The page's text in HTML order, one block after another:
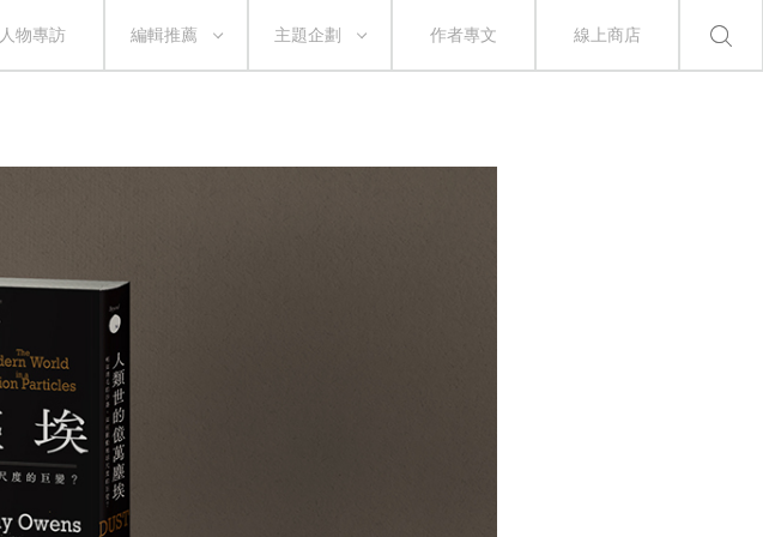
人物專訪 編輯推薦 主題企劃 作者專文 線上商店